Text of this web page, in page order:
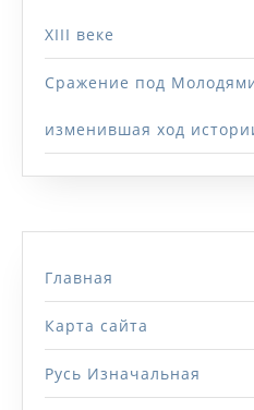
XIII веке
Сражение под
изменившая ход
Главная
Карта сайта
Русь Изначальная